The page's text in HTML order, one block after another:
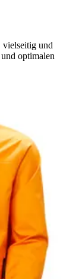
vielseitig und
optimalen